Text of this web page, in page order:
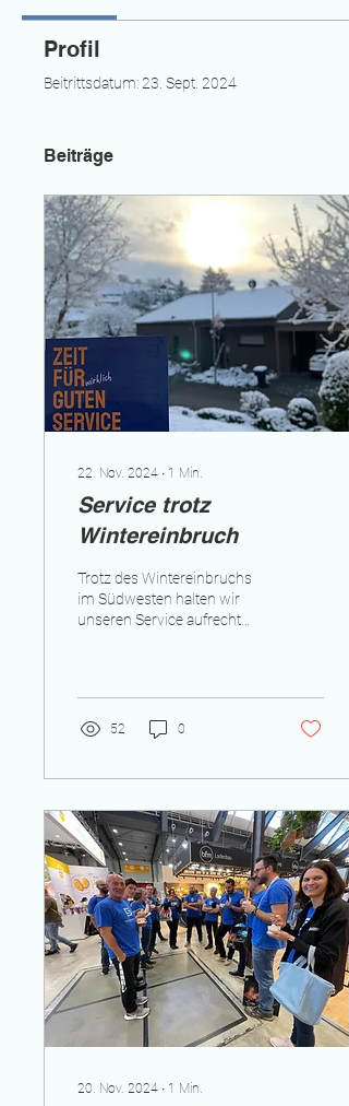
Profil
Beitrittsdatum: 23. Sept. 2024
Beiträge
22. Nov. 2024 ∙ 1 Min.
Service trotz
Wintereinbruch
Trotz des Wintereinbruchs
im Südwesten halten wir
unseren Service aufrecht
52 0
20. Nov. 2024 ∙ 1 Min.